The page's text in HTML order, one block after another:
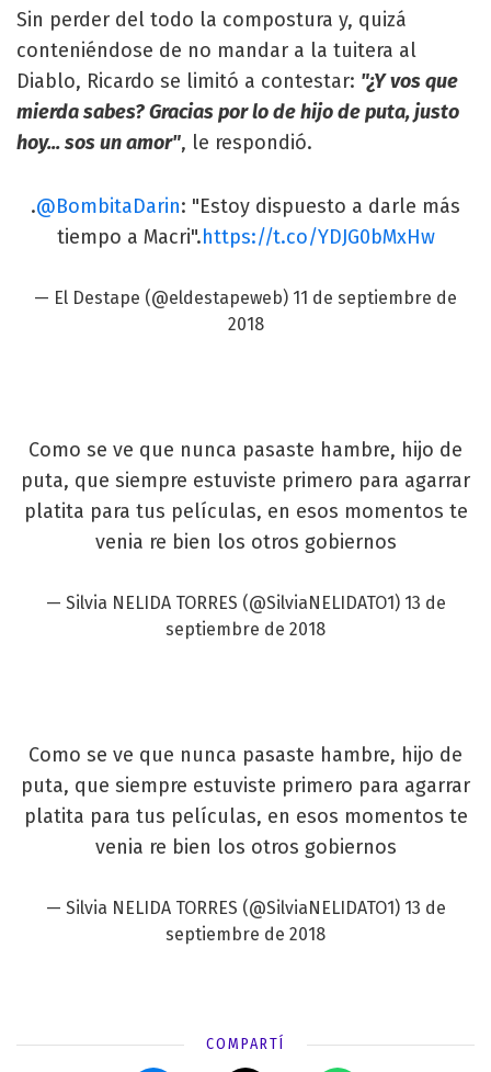
Sin perder del todo la compostura y, quizá
conteniéndose de no mandar a la tuitera al
Diablo, Ricardo se limitó a contestar: "¿Y vos que
mierda sabes? Gracias por lo de hijo de puta, justo
hoy... sos un amor", le respondió.
.@BombitaDarin: "Estoy dispuesto a darle más
tiempo a Macri".https://t.co/YDJG0bMxHw
— El Destape (@eldestapeweb) 11 de septiembre de
2018
Como se ve que nunca pasaste hambre, hijo de
puta, que siempre estuviste primero para agarrar
platita para tus películas, en esos momentos te
venia re bien los otros gobiernos
— Silvia NELIDA TORRES (@SilviaNELIDATO1) 13 de
septiembre de 2018
Como se ve que nunca pasaste hambre, hijo de
puta, que siempre estuviste primero para agarrar
platita para tus películas, en esos momentos te
venia re bien los otros gobiernos
— Silvia NELIDA TORRES (@SilviaNELIDATO1) 13 de
septiembre de 2018
COMPARTÍ